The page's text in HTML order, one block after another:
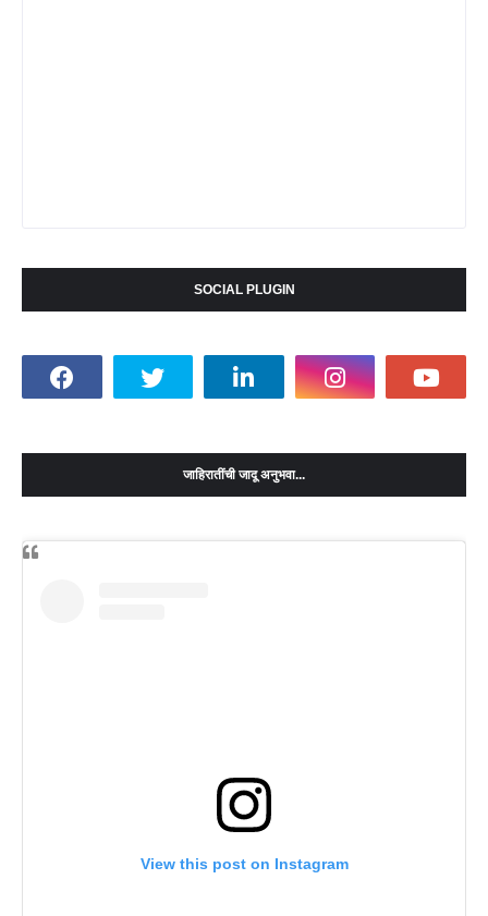
SOCIAL PLUGIN
जाहिरातींची जादू अनुभवा...
View this post on Instagram